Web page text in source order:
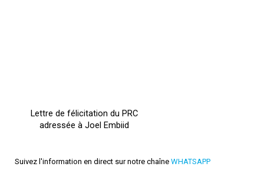
Lettre de félicitation du PRC
adressée à Joel Embiid
Suivez l'information en direct sur notre chaîne WHATSAPP